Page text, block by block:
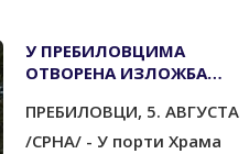
У ПРЕБИЛОВЦИМА
ОTВОРЕНА ИЗЛОЖБА
МУЧЕНИКА''
ПРЕБИЛОВЦИ, 5. АВГУСТА
/СРНА/ - У порти Храма